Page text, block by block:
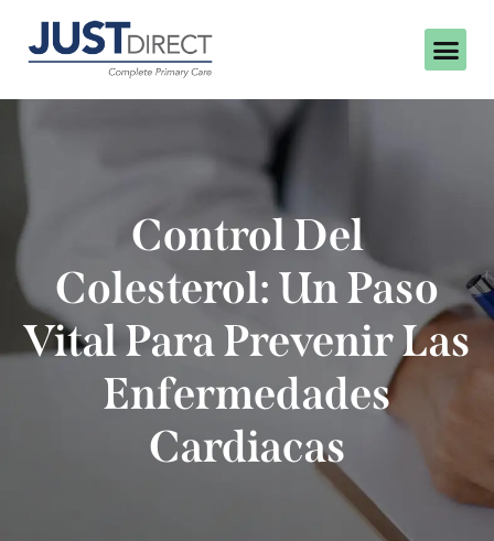
Control Del
Colesterol: Un Paso
Vital Para Prevenir Las
Enfermedades
Cardiacas